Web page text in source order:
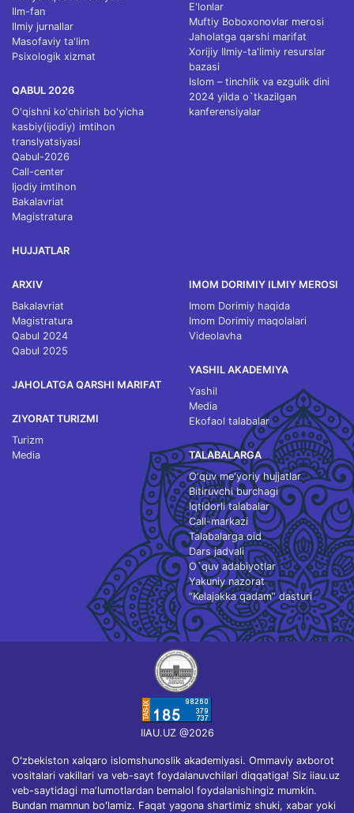
Ilm-fan
Ilmiy jurnallar
Masofaviy ta'lim
Psixologik xizmat
QABUL 2026
O'qishni ko'chirish bo'yicha
kasbiy(ijodiy) imtihon
translyatsiyasi
Qabul-2026
Call-center
Ijodiy imtihon
Bakalavriat
Magistratura
HUJJATLAR
E'lonlar
Muftiy Boboxonovlar merosi
Jaholatga qarshi marifat
Xorijiy Ilmiy-ta'limiy resurslar
bazasi
Islom – tinchlik va ezgulik dini
2024 yilda o`tkazilgan
kanferensiyalar
ARXIV
Bakalavriat
Magistratura
Qabul 2024
Qabul 2025
JAHOLATGA QARSHI MARIFAT
ZIYORAT TURIZMI
Turizm
Media
IMOM DORIMIY ILMIY MEROSI
Imom Dorimiy haqida
Imom Dorimiy maqolalari
Videolavha
YASHIL AKADEMIYA
Yashil
Media
Ekofaol talabalar
TALABALARGA
O‘quv me'yoriy hujjatlar
Bitiruvchi burchagi
Iqtidorli talabalar
Call-markazi
Talabalarga oid
Dars jadvali
O`quv adabiyotlar
Yakuniy nazorat
“Kelajakka qadam” dasturi
IIAU.UZ @2026
Oʻzbekiston xalqaro islomshunoslik akademiyasi. Ommaviy axborot
vositalari vakillari va veb-sayt foydalanuvchilari diqqatiga! Siz iiau.uz
veb-saytidagi maʼlumotlardan bemalol foydalanishingiz mumkin.
Bundan mamnun boʻlamiz. Faqat yagona shartimiz shuki, xabar yoki